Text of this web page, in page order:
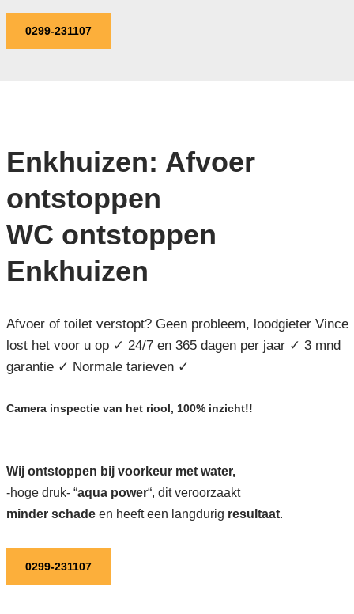
0299-231107
Enkhuizen: Afvoer
ontstoppen
WC ontstoppen
Enkhuizen
Afvoer of toilet verstopt? Geen probleem, loodgieter Vince
lost het voor u op ✓ 24/7 en 365 dagen per jaar ✓ 3 mnd
garantie ✓ Normale tarieven ✓
Camera inspectie van het riool, 100% inzicht!!
Wij ontstoppen bij voorkeur met water,
-hoge druk- “aqua power“, dit veroorzaakt
minder schadeen heeft een langdurig resultaat.
0299-231107